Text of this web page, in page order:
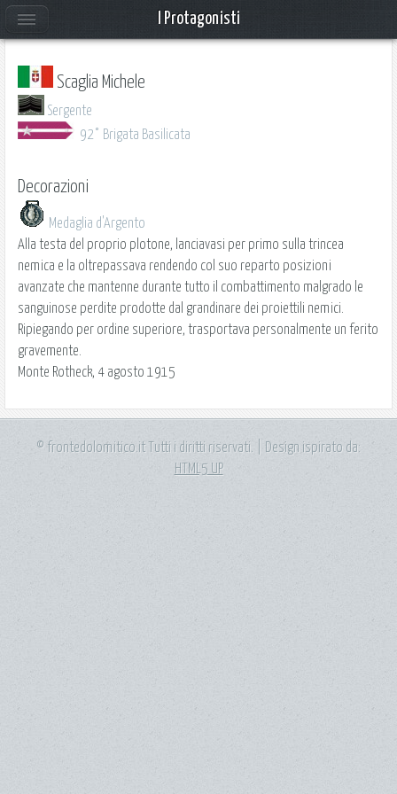
Scaglia Michele
Sergente
92° Brigata Basilicata
Decorazioni
Medaglia d'Argento
Alla testa del proprio plotone, lanciavasi per primo sulla trincea
nemica e la oltrepassava rendendo col suo reparto posizioni
avanzate che mantenne durante tutto il combattimento malgrado le
sanguinose perdite prodotte dal grandinare dei proiettili nemici.
Ripiegando per ordine superiore, trasportava personalmente un ferito
gravemente.
Monte Rotheck, 4 agosto 1915
© frontedolomitico.it Tutti i diritti riservati. | Design ispirato da:
HTML5 UP
I Protagonisti